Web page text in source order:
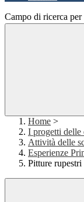
Campo di ricerca
Home >
I progetti delle
Attività delle
Esperienze
Pitture